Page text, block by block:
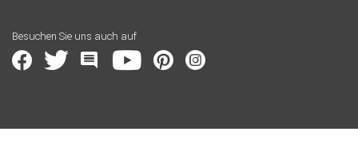
Besuchen Sie uns auch auf